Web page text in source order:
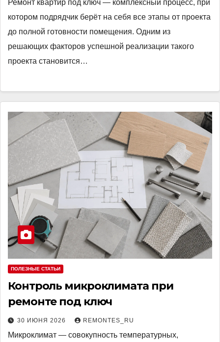
Ремонт квартир под ключ — комплексный процесс, при
котором подрядчик берёт на себя все этапы от проекта
до полной готовности помещения. Одним из
решающих факторов успешной реализации такого
проекта становится…
ПОЛЕЗНЫЕ СТАТЬИ
Контроль микроклимата при
ремонте под ключ
30 ИЮНЯ 2026 REMONTES_RU
Микроклимат — совокупность температурных,